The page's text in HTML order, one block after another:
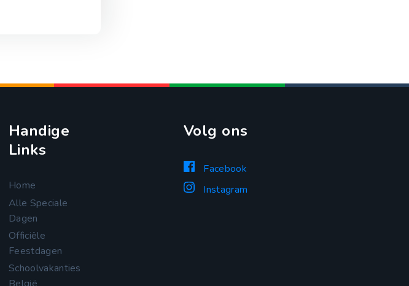
Handige
Links
Home
Alle Speciale
Dagen
Officiële
Feestdagen
Schoolvakanties
Volg ons
Facebook
Instagram